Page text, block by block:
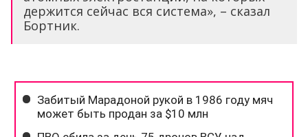
держится сейчас вся система», – сказал
Бортник.